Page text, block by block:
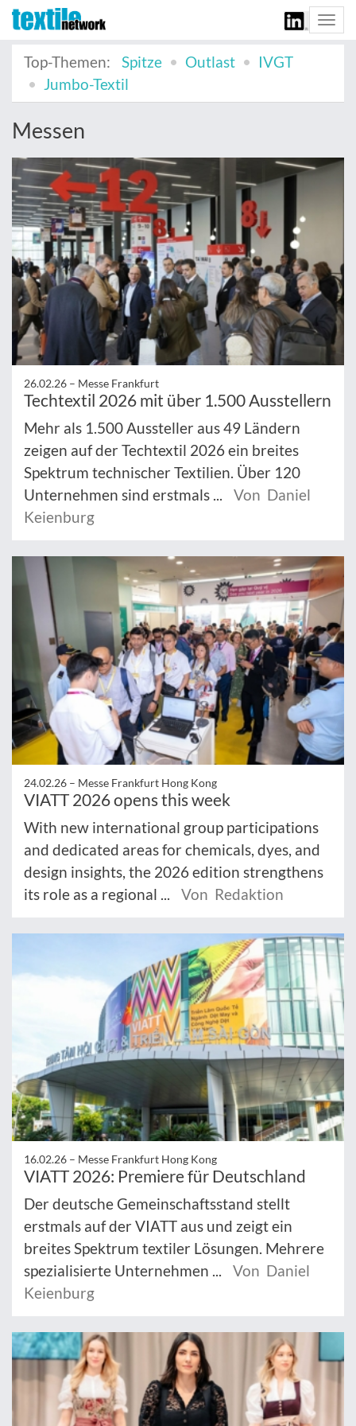
Top-Themen:
Spitze Outlast
IVGT
Jumbo-Textil
Messen
26.02.26 – Messe Frankfurt
Techtextil 2026 mit über 1.500 Ausstellern
Mehr als 1.500 Aussteller aus 49 Ländern
zeigen auf der Techtextil 2026 ein breites
Spektrum technischer Textilien. Über 120
Unternehmen sind erstmals ...
Von Daniel
Keienburg
24.02.26 – Messe Frankfurt Hong Kong
VIATT 2026 opens this week
With new international group participations
and dedicated areas for chemicals, dyes, and
design insights, the 2026 edition strengthens
its role as a regional ...
Von Redaktion
16.02.26 – Messe Frankfurt Hong Kong
VIATT 2026: Premiere für Deutschland
Der deutsche Gemeinschaftsstand stellt
erstmals auf der VIATT aus und zeigt ein
breites Spektrum textiler Lösungen. Mehrere
spezialisierte Unternehmen ...
Von Daniel
Keienburg